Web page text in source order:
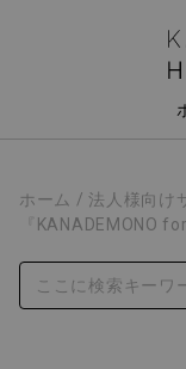
ホーム 法人様向け
『KANADEMONO